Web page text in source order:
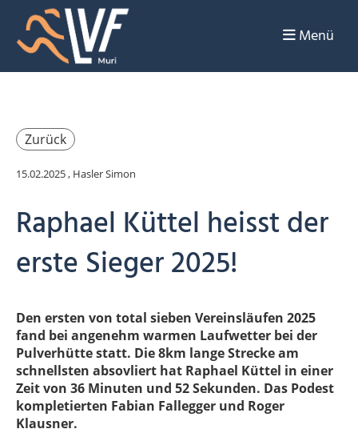
Menü
Zurück
15.02.2025, Hasler Simon
Raphael Küttel heisst der
erste Sieger 2025!
Den ersten von total sieben Vereinsläufen 2025
fand bei angenehm warmen Laufwetter bei der
Pulverhütte statt. Die 8km lange Strecke am
schnellsten absovliert hat Raphael Küttel in einer
Zeit von 36 Minuten und 52 Sekunden. Das Podest
kompletierten Fabian Fallegger und Roger
Klausner.